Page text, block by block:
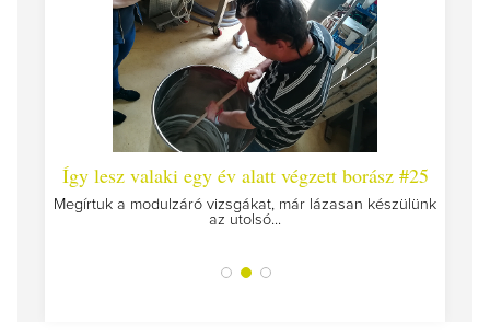
Így lesz valaki egy év alatt végzett borász #25
Megírtuk a modulzáró vizsgákat, már lázasan készülünk
az utolsó...